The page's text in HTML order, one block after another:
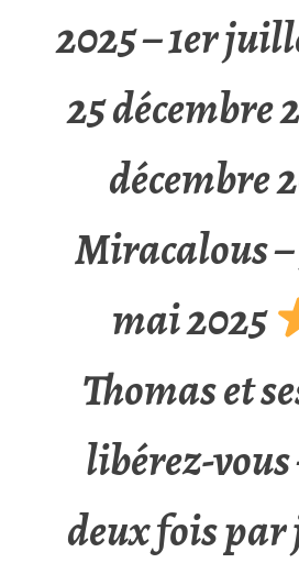
2025 – 1er
25 décembre
décembre
Miracalous –
mai 2025
Thomas et
libérez-
deux fois par